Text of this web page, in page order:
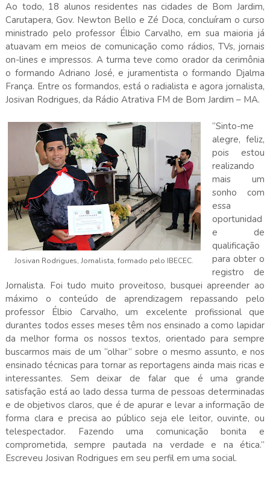
Ao todo, 18 alunos residentes nas cidades de Bom Jardim,
Carutapera, Gov. Newton Bello e Zé Doca, concluíram o curso
ministrado pelo professor Élbio Carvalho, em sua maioria já
atuavam em meios de comunicação como rádios, TVs, jornais
on-lines e impressos. A turma teve como orador da cerimônia
o formando Adriano José, e juramentista o formando Djalma
França. Entre os formandos, está o radialista e agora jornalista,
Josivan Rodrigues, da Rádio Atrativa FM de Bom Jardim – MA.
Josivan Rodrigues, Jornalista, formado pelo IBECEC.
“Sinto-me
alegre, feliz,
pois estou
realizando
mais um
sonho com
essa
oportunidad
e de
qualificação
para obter o
registro de
Jornalista. Foi tudo muito proveitoso, busquei apreender ao
máximo o conteúdo de aprendizagem repassando pelo
professor Élbio Carvalho, um excelente profissional que
durantes todos esses meses têm nos ensinado a como lapidar
da melhor forma os nossos textos, orientado para sempre
buscarmos mais de um “olhar” sobre o mesmo assunto, e nos
ensinado técnicas para tornar as reportagens ainda mais ricas e
interessantes. Sem deixar de falar que é uma grande
satisfação está ao lado dessa turma de pessoas determinadas
e de objetivos claros, que é de apurar e levar a informação de
forma clara e precisa ao público seja ele leitor, ouvinte, ou
telespectador. Fazendo uma comunicação bonita e
comprometida, sempre pautada na verdade e na ética.”
Escreveu Josivan Rodrigues em seu perfil em uma social.